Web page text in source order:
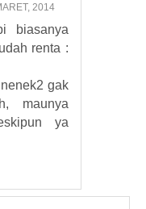
2014
biasanya
renta :
gak
maunya
ya